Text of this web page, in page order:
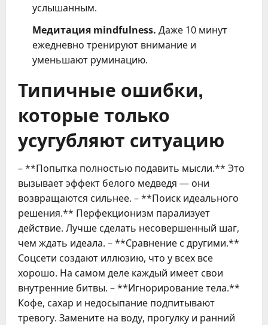
услышанным.
Медитация mindfulness. Даже 10 минут
ежедневно тренируют внимание и
уменьшают руминацию.
Типичные ошибки,
которые только
усугубляют ситуацию
– **Попытка полностью подавить мысли.** Это
вызывает эффект белого медведя — они
возвращаются сильнее. – **Поиск идеального
решения.** Перфекционизм парализует
действие. Лучше сделать несовершенный шаг,
чем ждать идеала. – **Сравнение с другими.**
Соцсети создают иллюзию, что у всех все
хорошо. На самом деле каждый имеет свои
внутренние битвы. – **Игнорирование тела.**
Кофе, сахар и недосыпание подпитывают
тревогу. Замените на воду, прогулку и ранний